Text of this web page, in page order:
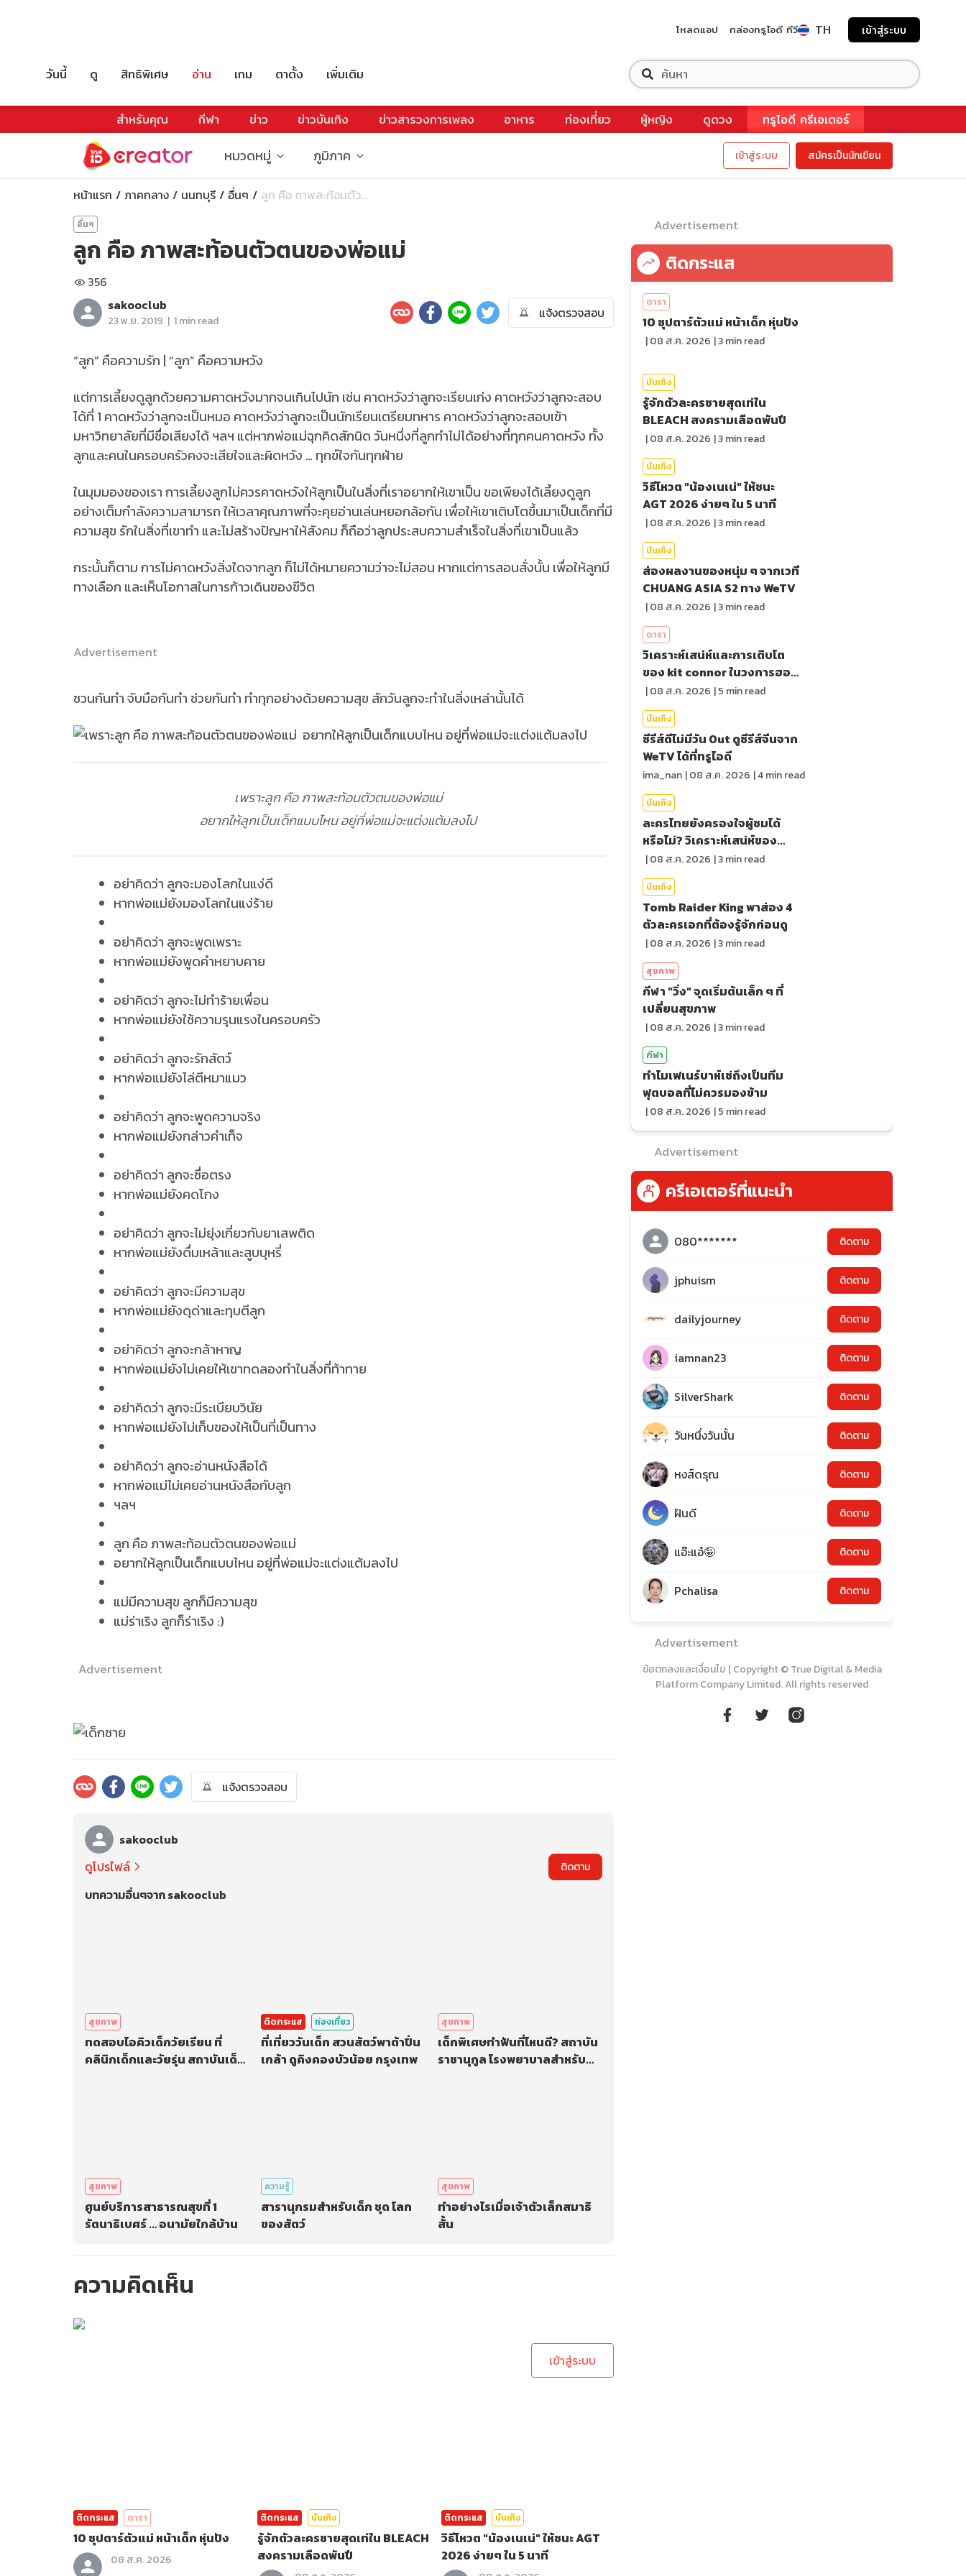
โหลดแอป กล่องทรูไอดี ทีวี TH เข้าสู่ระบบ
วันนี้ ดู สิทธิพิเศษ อ่าน เกม ตาตั้ง เพิ่มเติม
สำหรับคุณ กีฬา ข่าว ข่าวบันเทิง ข่าวสารวงการเพลง อาหาร ท่องเที่ยว ผู้หญิง ดูดวง ทรูไอดี ครีเอเตอร์
หมวดหมู่ ภูมิภาค เข้าสู่ระบบ สมัครเป็นนักเขียน
หน้าแรก ภาคกลาง นนทบุรี อื่นๆ ลูก คือ ภาพสะท้อนตัว...
อื่นๆ
ลูก คือ ภาพสะท้อนตัวตนของพ่อแม่
356
sakooclub
23 พ.ย. 2019 | 1 min read แจ้งตรวจสอบ
“ลูก” คือความรัก | “ลูก” คือความหวัง
แต่การเลี้ยงดูลูกด้วยความคาดหวังมากจนเกินไปนัก เช่น คาดหวังว่าลูกจะเรียนเก่ง คาดหวังว่าลูกจะสอบ
ได้ที่ 1 คาดหวังว่าลูกจะเป็นหมอ คาดหวังว่าลูกจะเป็นนักเรียนเตรียมทหาร คาดหวังว่าลูกจะสอบเข้า
มหาวิทยาลัยที่มีชื่อเสียงได้ ฯลฯ แต่หากพ่อแม่ฉุกคิดสักนิด วันหนึ่งที่ลูกทำไม่ได้อย่างที่ทุกคนคาดหวัง ทั้ง
ลูกและคนในครอบครัวคงจะเสียใจและผิดหวัง … ทุกข์ใจกันทุกฝ่าย
ในมุมมองของเรา การเลี้ยงลูกไม่ควรคาดหวังให้ลูกเป็นในสิ่งที่เราอยากให้เขาเป็น ขอเพียงได้เลี้ยงดูลูก
อย่างเต็มกำลังความสามารถ ให้เวลาคุณภาพที่จะคุยอ่านเล่นหยอกล้อกัน เพื่อให้เขาเติบโตขึ้นมาเป็นเด็กที่มี
ความสุข รักในสิ่งที่เขาทำ และไม่สร้างปัญหาให้สังคม ก็ถือว่าลูกประสบความสำเร็จในสิ่งที่เขาเป็นแล้ว
กระนั้นก็ตาม การไม่คาดหวังสิ่งใดจากลูก ก็ไม่ได้หมายความว่าจะไม่สอน หากแต่การสอนสั่งนั้น เพื่อให้ลูกมี
ทางเลือก และเห็นโอกาสในการก้าวเดินของชีวิต
Advertisement
ชวนกันทำ จับมือกันทำ ช่วยกันทำ ทำทุกอย่างด้วยความสุข สักวันลูกจะทำในสิ่งเหล่านั้นได้
เพราะลูก คือ ภาพสะท้อนตัวตนของพ่อแม่
อยากให้ลูกเป็นเด็กแบบไหน อยู่ที่พ่อแม่จะแต่งแต้มลงไป
อย่าคิดว่า ลูกจะมองโลกในแง่ดี
หากพ่อแม่ยังมองโลกในแง่ร้าย
อย่าคิดว่า ลูกจะพูดเพราะ
หากพ่อแม่ยังพูดคำหยาบคาย
อย่าคิดว่า ลูกจะไม่ทำร้ายเพื่อน
หากพ่อแม่ยังใช้ความรุนแรงในครอบครัว
อย่าคิดว่า ลูกจะรักสัตว์
หากพ่อแม่ยังไล่ตีหมาแมว
อย่าคิดว่า ลูกจะพูดความจริง
หากพ่อแม่ยังกล่าวคำเท็จ
อย่าคิดว่า ลูกจะซื่อตรง
หากพ่อแม่ยังคดโกง
อย่าคิดว่า ลูกจะไม่ยุ่งเกี่ยวกับยาเสพติด
หากพ่อแม่ยังดื่มเหล้าและสูบบุหรี่
อย่าคิดว่า ลูกจะมีความสุข
หากพ่อแม่ยังดุด่าและทุบตีลูก
อย่าคิดว่า ลูกจะกล้าหาญ
หากพ่อแม่ยังไม่เคยให้เขาทดลองทำในสิ่งที่ท้าทาย
อย่าคิดว่า ลูกจะมีระเบียบวินัย
หากพ่อแม่ยังไม่เก็บของให้เป็นที่เป็นทาง
อย่าคิดว่า ลูกจะอ่านหนังสือได้
หากพ่อแม่ไม่เคยอ่านหนังสือกับลูก
ฯลฯ
ลูก คือ ภาพสะท้อนตัวตนของพ่อแม่
อยากให้ลูกเป็นเด็กแบบไหน อยู่ที่พ่อแม่จะแต่งแต้มลงไป
แม่มีความสุข ลูกก็มีความสุข
แม่ร่าเริง ลูกก็ร่าเริง :)
Advertisement
แจ้งตรวจสอบ
sakooclub
ดูโปรไฟล์
ติดตาม
บทความอื่นๆจาก sakooclub
สุขภาพ
ทดสอบไอคิวเด็กวัยเรียน ที่
คลินิกเด็กและวัยรุ่น สถาบันเด็ก
ติดกระแส ท่องเที่ยว
ที่เที่ยววันเด็ก สวนสัตว์พาต้าปิ่น
เกล้า ดูคิงคองบัวน้อย กรุงเทพ
สุขภาพ
เด็กพิเศษทำฟันที่ไหนดี? สถาบัน
ราชานุกูล โรงพยาบาลสำหรับ
สุขภาพ
ศูนย์บริการสาธารณสุขที่ 1
รัตนาธิเบศร์ … อนามัยใกล้บ้าน
ความรู้
สารานุกรมสำหรับเด็ก ชุด โลก
ของสัตว์
สุขภาพ
ทำอย่างไรเมื่อเจ้าตัวเล็กสมาธิ
สั้น
ความคิดเห็น
เข้าสู่ระบบ
ติดกระแส ดารา
10 ซุปตาร์ตัวแม่ หน้าเด็ก หุ่นปัง
08 ส.ค. 2026
ติดกระแส บันเทิง
รู้จักตัวละครชายสุดเท่ใน BLEACH
สงครามเลือดพันปี
ติดกระแส บันเทิง
วิธีโหวต "น้องเนเน่" ให้ชนะ AGT
2026 ง่ายๆ ใน 5 นาที
Advertisement
ติดกระแส
ดารา
10 ซุปตาร์ตัวแม่ หน้าเด็ก หุ่นปัง
|08 ส.ค. 2026 |3min read
บันเทิง
รู้จักตัวละครชายสุดเท่ใน
BLEACH สงครามเลือดพันปี
|08 ส.ค. 2026 |3min read
บันเทิง
วิธีโหวต "น้องเนเน่" ให้ชนะ
AGT 2026 ง่ายๆ ใน 5 นาที
|08 ส.ค. 2026 |3min read
บันเทิง
ส่องผลงานของหนุ่ม ๆ จากเวที
CHUANG ASIA S2 ทาง WeTV
|08 ส.ค. 2026 |3min read
ดารา
วิเคราะห์เสน่ห์และการเติบโต
ของ kit connor ในวงการฮอล
ลีวูด
|08 ส.ค. 2026 |5 min read
บันเทิง
ซีรีส์ดีไม่มีวัน Out ดูซีรีส์จีนจาก
WeTV ได้ที่ทรูไอดี
ima_nan |08 ส.ค. 2026 |4min read
บันเทิง
ละครไทยยังครองใจผู้ชมได้
หรือไม่? วิเคราะห์เสน่ห์ของ
ละครไทย
|08 ส.ค. 2026 |3min read
บันเทิง
Tomb Raider King พาส่อง 4
ตัวละครเอกที่ต้องรู้จักก่อนดู
|08 ส.ค. 2026 |3min read
สุขภาพ
กีฬา "วิ่ง" จุดเริ่มต้นเล็ก ๆ ที่
เปลี่ยนสุขภาพ
|08 ส.ค. 2026 |3min read
กีฬา
ทำไมเฟเนร์บาห์เช่ถึงเป็นทีม
ฟุตบอลที่ไม่ควรมองข้าม
|08 ส.ค. 2026 |5 min read
Advertisement
ครีเอเตอร์ที่แนะนำ
080******* ติดตาม
jphuism ติดตาม
dailyjourney ติดตาม
iamnan23 ติดตาม
SilverShark ติดตาม
วันหนึ่งวันนั้น ติดตาม
หงส์ดรุณ ติดตาม
ฝันดี ติดตาม
แอ๊ะแอ๋🤪 ติดตาม
Pchalisa ติดตาม
Advertisement
ข้อตกลงและเงื่อนไข | Copyright © True Digital & Media
Platform Company Limited. All rights reserved